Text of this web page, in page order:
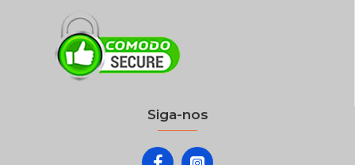
Siga-nos